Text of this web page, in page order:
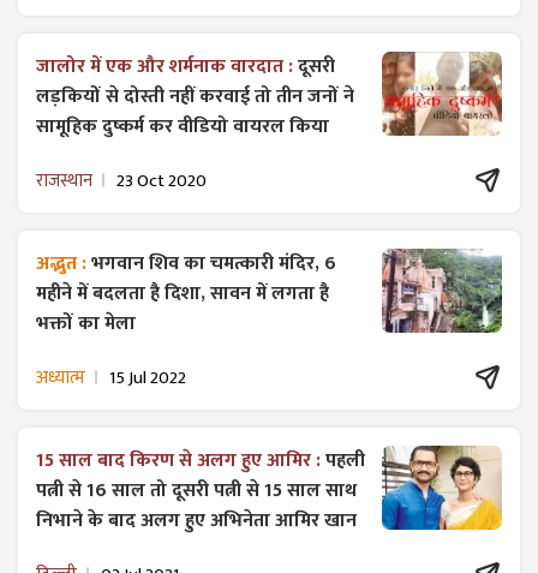
जालोर में एक और शर्मनाक वारदात :दूसरी
लड़कियों से दोस्ती नहीं करवाई तो तीन जनों ने
सामूहिक दुष्कर्म कर वीडियो वायरल किया
राजस्थान 23 Oct 2020
अद्भुत :भगवान शिव का चमत्कारी मंदिर, 6
महीने में बदलता है दिशा, सावन में लगता है
भक्तों का मेला
अध्यात्म 15 Jul 2022
15 साल बाद किरण से अलग हुए आमिर :पहली
पत्नी से 16 साल तो दूसरी पत्नी से 15 साल साथ
निभाने के बाद अलग हुए अभिनेता आमिर खान